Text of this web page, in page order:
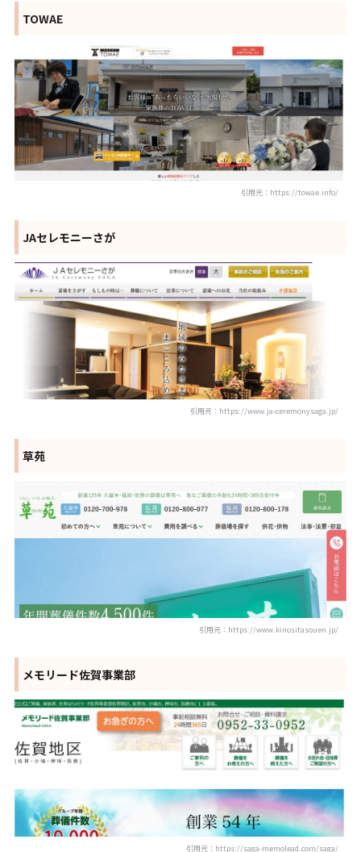
TOWAE
引用元：https://towae.info/
JAセレモニーさが
引用元：https://www.ja-ceremonysaga.jp/
草苑
引用元：https://www.kinositasouen.jp/
メモリード佐賀事業部
引用元：https://saga-memolead.com/saga/